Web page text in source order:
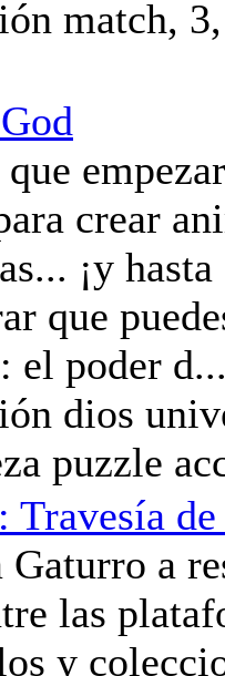
match,
que
crear
¡y
que
el poder
dios
puzzle
Travesía de
Gaturro a
las
y